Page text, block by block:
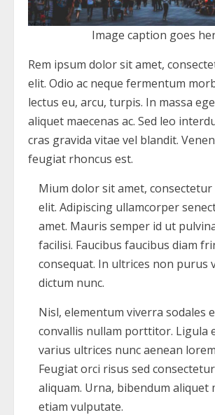
Image caption goes
Rem ipsum dolor sit amet,
elit. Odio ac neque fermentum
lectus eu, arcu, turpis. In massa
aliquet maecenas ac. Sed leo
cras gravida vitae vel blandit.
feugiat rhoncus est.
Mium dolor sit amet,
elit. Adipiscing ullamcorper
amet. Mauris semper id ut
facilisi. Faucibus faucibus diam
consequat. In ultrices non purus
dictum nunc.
Nisl, elementum viverra sodales
convallis nullam porttitor. Ligula
varius ultrices nunc aenean
Feugiat orci risus sed
aliquam. Urna, bibendum aliquet
etiam vulputate.